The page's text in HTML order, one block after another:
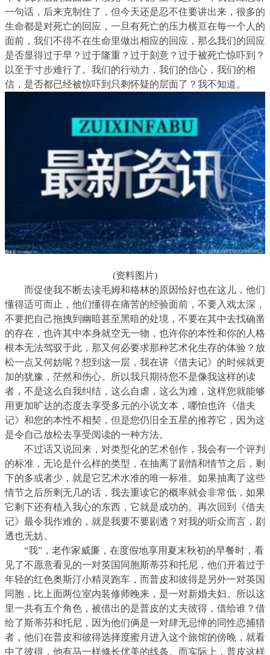
一句话，后来克制住了，但今天还是忍不住要讲出来，很多的
生命都是对死亡的回应，一旦有死亡的压力横亘在每一个人的
面前，我们不得不在生命里做出相应的回应，那么我们的回应
是否显得过于早？过于隆重？过于刻意？过于被死亡惊吓到？
以至于寸步难行了。我们的行动力，我们的信心，我们的相
信，是否都已经被惊吓到只剩怀疑的层面了？我不知道。
(资料图片)
而促使我不断去读毛姆和格林的原因恰好也在这儿，他们
懂得适可而止，他们懂得在痛苦的经验面前，不要入戏太深，
不要把自己拖拽到幽暗甚至黑暗的处境，不要在其中去找确凿
的存在，也许其中本身就空无一物，也许你的本性和你的人格
根本无法驾驭于此，那又何必要求那种艺术化生存的体验？放
松一点又何妨呢？想到这一层，我在讲《借夫记》的时候就更
加的犹豫，茫然和伤心。所以我只期待您不是像我这样的读
者，不是这么自我纠结，这么自虐，这么为难，这样您就能够
用更加旷达的态度去享受多元的小说文本，哪怕也许《借夫
记》和您的本性不相契，但是您仍旧全五星的推荐它，因为这
是令自己放松去享受阅读的一种方法。
不过话又说回来，对类型化的艺术创作，我会有一个评判
的标准，无论是什么样的类型，在抽离了剧情和情节之后，剩
下的多或者少，就是它艺术水准的唯一标准。如果抽离了这些
情节之后所剩无几的话，我去重读它的概率就会非常低，如果
它剩下还有植入我心的东西，它就是成功的。再次回到《借夫
记》最令我作难的，就是我要不要剧透？对我的听众而言，剧
透也无妨。
“我”，老作家威廉，在度假地享用夏末秋初的早餐时，看
见了不愿意看见的一对英国同胞斯蒂芬和托尼，他们开着过于
年轻的红色奥斯汀小精灵跑车，而普皮和彼得是另外一对英国
同胞，比上面两位室内装修师晚来，是一对新婚夫妇。所以这
里一共有五个角色，被借出的是普皮的丈夫彼得，借给谁？借
给了斯蒂芬和托尼，因为他们俩是一对肆无忌惮的同性恋捕猎
者，他们在普皮和彼得选择度蜜月进入这个旅馆的傍晚，就看
中了彼得，他有马一样修长优美的线条。而实际上，普皮这样